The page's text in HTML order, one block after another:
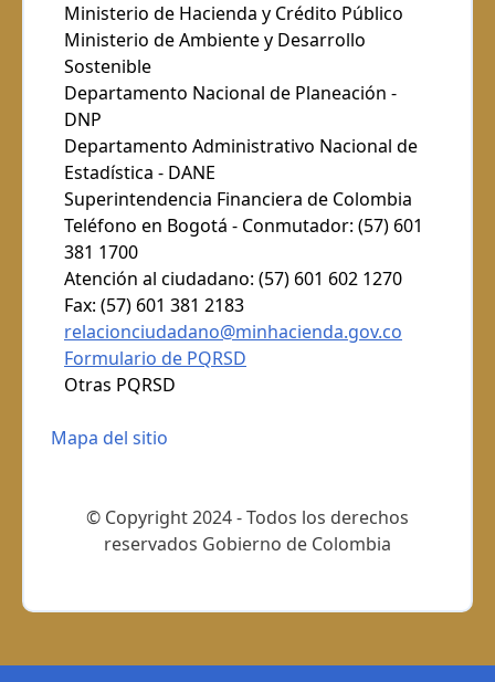
Ministerio de Hacienda y Crédito Público
Ministerio de Ambiente y Desarrollo
Sostenible
Departamento Nacional de Planeación -
DNP
Departamento Administrativo Nacional de
Estadística - DANE
Superintendencia Financiera de Colombia
Teléfono en Bogotá - Conmutador: (57) 601
381 1700
Atención al ciudadano: (57) 601 602 1270
Fax: (57) 601 381 2183
relacionciudadano@minhacienda.gov.co
Formulario de PQRSD
Otras PQRSD
Mapa del sitio
© Copyright 2024 - Todos los derechos
reservados Gobierno de Colombia